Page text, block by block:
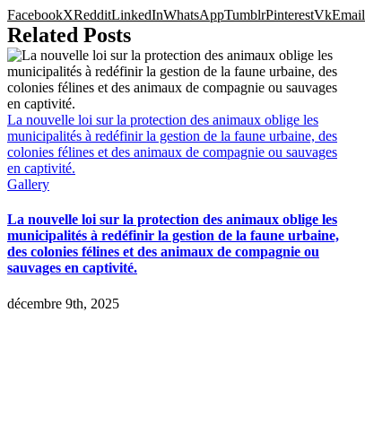
FacebookXRedditLinkedInWhatsAppTumblrPinterestVkEmail
Related Posts
La nouvelle loi sur la protection des animaux oblige les
municipalités à redéfinir la gestion de la faune urbaine, des
colonies félines et des animaux de compagnie ou sauvages
en captivité.
Gallery
La nouvelle loi sur la protection des animaux oblige les
municipalités à redéfinir la gestion de la faune urbaine,
des colonies félines et des animaux de compagnie ou
sauvages en captivité.
décembre 9th, 2025